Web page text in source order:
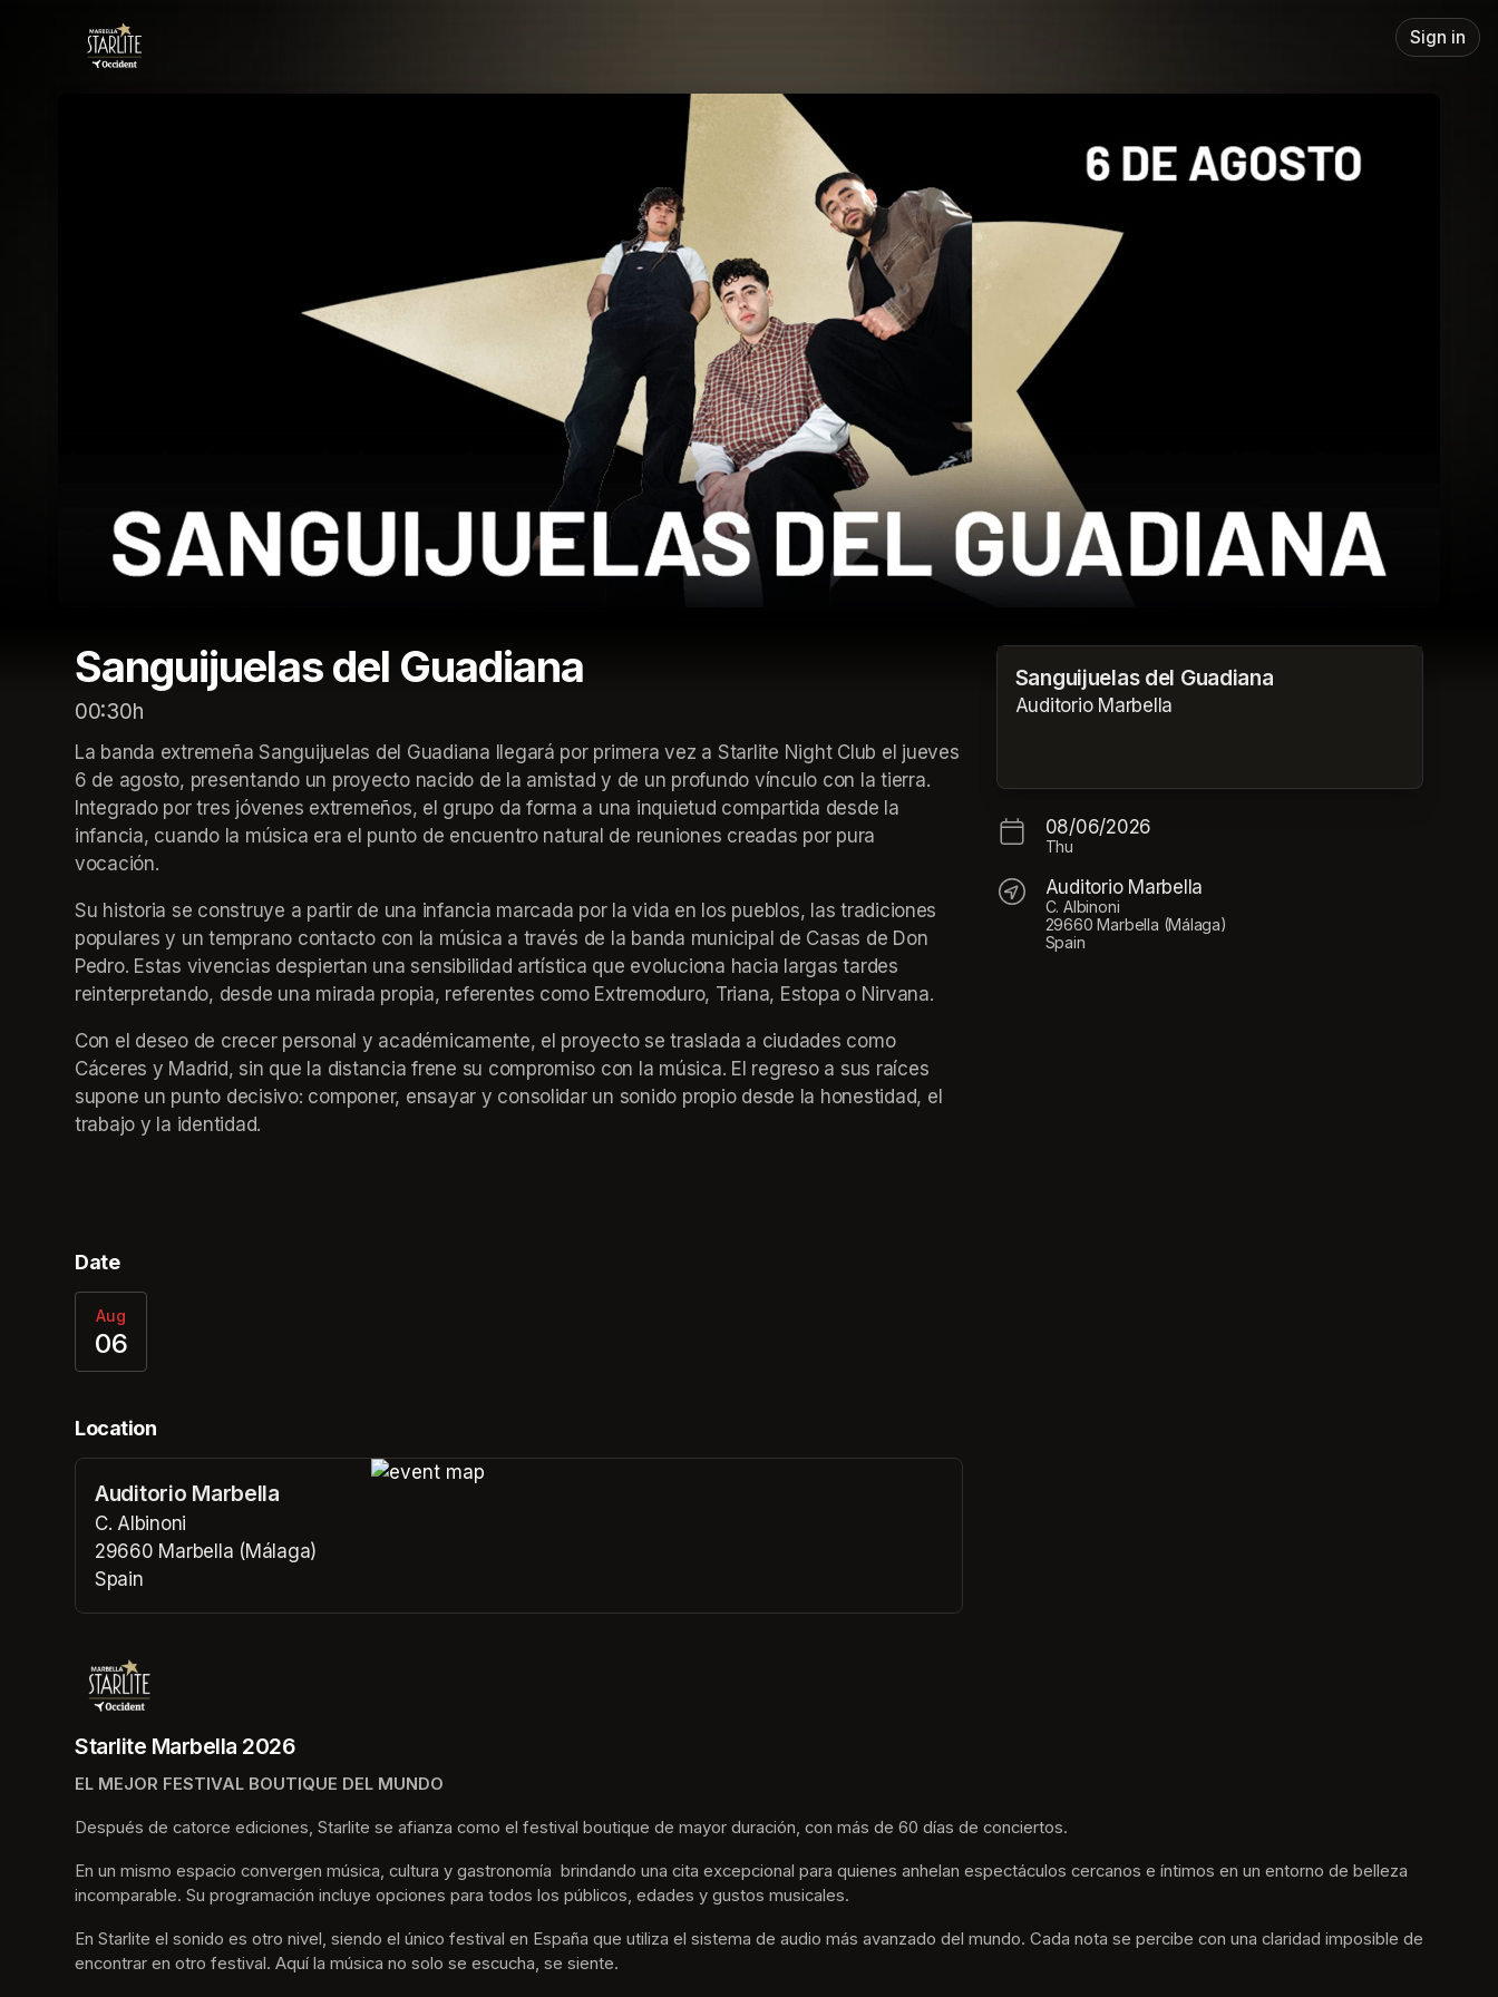
Sign in
Sanguijuelas del Guadiana
00:30h
La banda extremeña Sanguijuelas del Guadiana llegará por primera vez a Starlite Night Club el jueves
6 de agosto, presentando un proyecto nacido de la amistad y de un profundo vínculo con la tierra.
Integrado por tres jóvenes extremeños, el grupo da forma a una inquietud compartida desde la
infancia, cuando la música era el punto de encuentro natural de reuniones creadas por pura
vocación.
Su historia se construye a partir de una infancia marcada por la vida en los pueblos, las tradiciones
populares y un temprano contacto con la música a través de la banda municipal de Casas de Don
Pedro. Estas vivencias despiertan una sensibilidad artística que evoluciona hacia largas tardes
reinterpretando, desde una mirada propia, referentes como Extremoduro, Triana, Estopa o Nirvana.
Con el deseo de crecer personal y académicamente, el proyecto se traslada a ciudades como
Cáceres y Madrid, sin que la distancia frene su compromiso con la música. El regreso a sus raíces
supone un punto decisivo: componer, ensayar y consolidar un sonido propio desde la honestidad, el
trabajo y la identidad.
Date
Aug
06
Location
Auditorio Marbella
C. Albinoni
29660 Marbella (Málaga)
Spain
(opens in a new tab)
Sanguijuelas del Guadiana
Auditorio Marbella
08/06/2026
Thu
Auditorio Marbella
C. Albinoni
29660 Marbella (Málaga)
Spain
Starlite Marbella 2026
EL MEJOR FESTIVAL BOUTIQUE DEL MUNDO
Después de catorce ediciones, Starlite se afianza como el festival boutique de mayor duración, con más de 60 días de conciertos.
En un mismo espacio convergen música, cultura y gastronomía  brindando una cita excepcional para quienes anhelan espectáculos cercanos e íntimos en un entorno de belleza
incomparable. Su programación incluye opciones para todos los públicos, edades y gustos musicales.
En Starlite el sonido es otro nivel, siendo el único festival en España que utiliza el sistema de audio más avanzado del mundo. Cada nota se percibe con una claridad imposible de
encontrar en otro festival. Aquí la música no solo se escucha, se siente.